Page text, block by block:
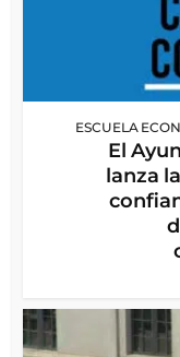
ESCUELA
El
lanza